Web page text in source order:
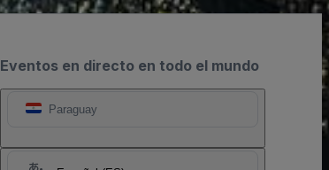
Eventos en directo en todo el mundo
Paraguay